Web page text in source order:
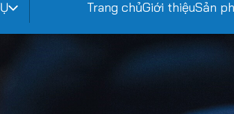
Trang chủGiới thiệuSản